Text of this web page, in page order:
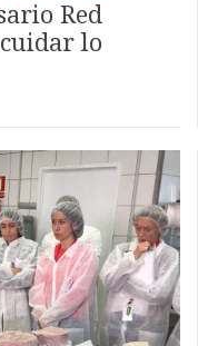
Red
lo